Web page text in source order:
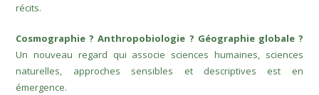
récits.
Cosmographie ? Anthropobiologie ? Géographie globale ?
Un nouveau regard qui associe sciences humaines, sciences
naturelles, approches sensibles et descriptives est en
émergence.